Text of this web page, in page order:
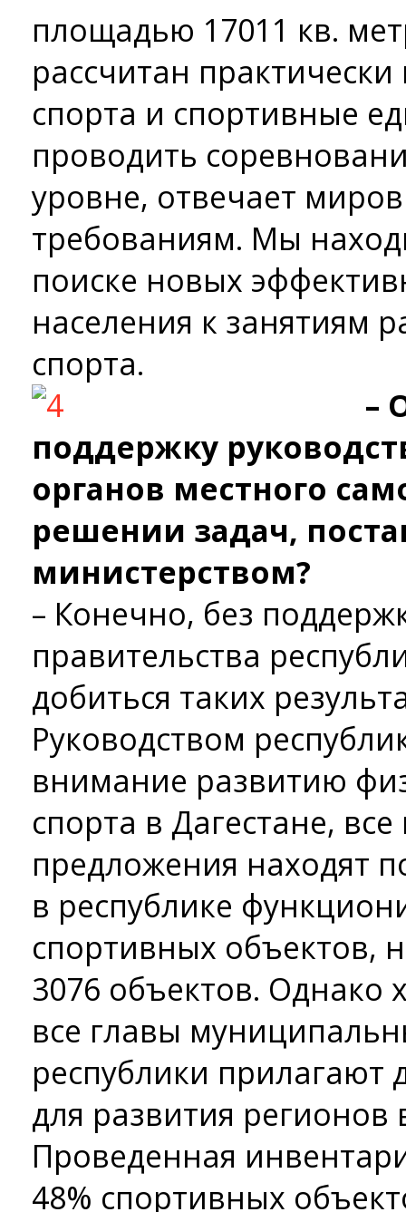
площадью 17011 кв.
рассчитан
спорта и спортивные
проводить
уровне, отвечает
требованиям. Мы
поиске новых
населения к занятиям
спорта.
–
поддержку
органов местного
решении задач,
министерством?
– Конечно, без
правительства
добиться таких
Руководством
внимание развитию
спорта в Дагестане,
предложения находят
в республике
спортивных объектов,
3076 объектов. Однако
все главы
республики прилагают
для развития
Проведенная
48% спортивных